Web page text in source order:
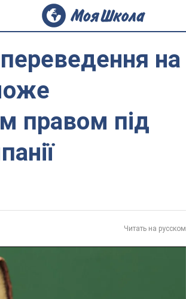
на
правом під
Читать на русском